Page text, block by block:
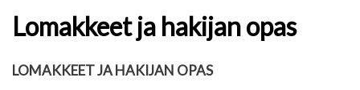
Lomakkeet ja hakijan opas
LOMAKKEET JA HAKIJAN OPAS